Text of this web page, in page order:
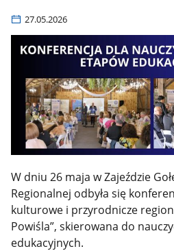
27.05.2026
W dniu 26 maja w Zajeździe
Regionalnej odbyła się
kulturowe i przyrodnicze
Powiśla”, skierowana do
edukacyjnych.